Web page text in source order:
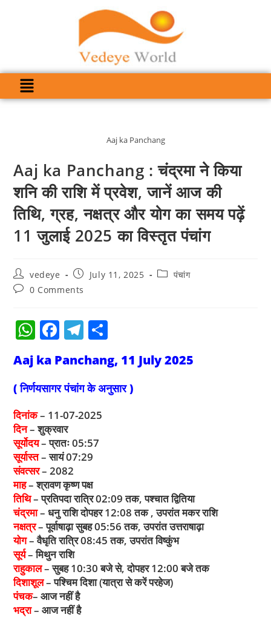
Aaj ka Panchang
Aaj ka Panchang : चंद्रमा ने किया
शनि की राशि में प्रवेश, जानें आज की
तिथि, ग्रह, नक्षत्र और योग का समय पढ़ें
11 जुलाई 2025 का विस्तृत पंचांग
vedeye July 11, 2025
पंचांग
0 Comments
W
h
at
s
A
p
p
F
a
c
e
b
o
o
k
T
el
e
gr
a
m
ar
e
Aaj ka Panchang, 11 July 2025
( निर्णयसागर पंचांग के अनुसार )
दिनांक– 11-07-2025
दिन– शुक्रवार
सूर्योदय– प्रातः 05:57
सूर्यास्त– सायं 07:29
संवत्सर– 2082
माह– श्रावण कृष्ण पक्ष
तिथि– प्रतिपदा रात्रि 02:09 तक, पश्चात द्वितिया
चंद्रमा– धनु राशि दोपहर 12:08 तक , उपरांत मकर राशि
नक्षत्र– पूर्वाषाढ़ा सुबह 05:56 तक, उपरांत उत्तराषाढ़ा
योग– वैधृति रात्रि 08:45 तक, उपरांत विष्कुंभ
सूर्य– मिथुन राशि
राहुकाल– सुबह 10:30 बजे से, दोपहर 12:00 बजे तक
दिशाशूल– पश्चिम दिशा (यात्रा से करें परहेज)
पंचक– आज नहीं है
भद्रा– आज नहीं है